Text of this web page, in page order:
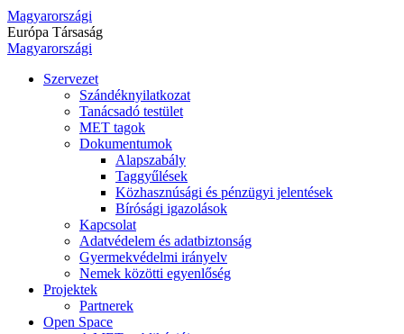
Magyarországi
Európa Társaság
Magyarországi
Szervezet
Szándéknyilatkozat
Tanácsadó testület
MET tagok
Dokumentumok
Alapszabály
Taggyűlések
Közhasznúsági és pénzügyi jelentések
Bírósági igazolások
Kapcsolat
Adatvédelem és adatbiztonság
Gyermekvédelmi irányelv
Nemek közötti egyenlőség
Projektek
Partnerek
Open Space